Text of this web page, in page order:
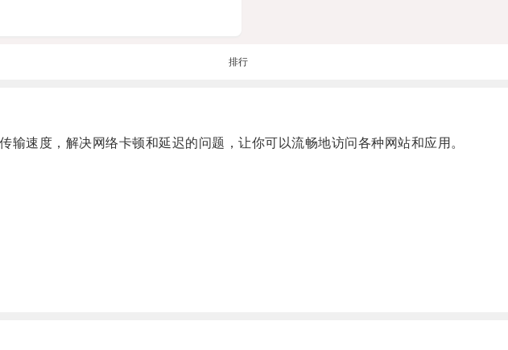
排行
速度，解决网络卡顿和延迟的问题，让你可以流畅地访问各种网站和应用。